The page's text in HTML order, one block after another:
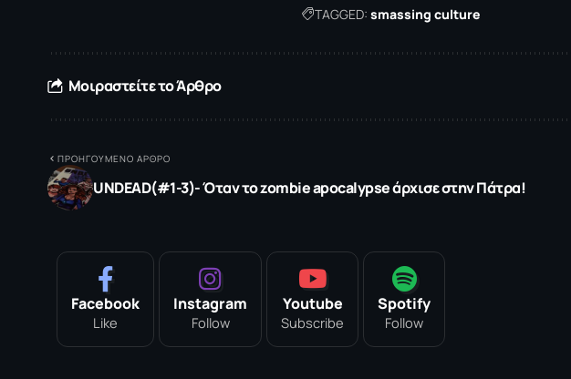
TAGGED: smassing culture
Μοιραστείτε το Άρθρο
ΠΡΟΗΓΟΥΜΕΝΟ ΑΡΘΡΟ
UNDEAD(#1-3)- Όταν το zombie apocalypse άρχισε στην Πάτρα!
Facebook
Like
Instagram
Follow
Youtube
Subscribe
Spotify
Follow